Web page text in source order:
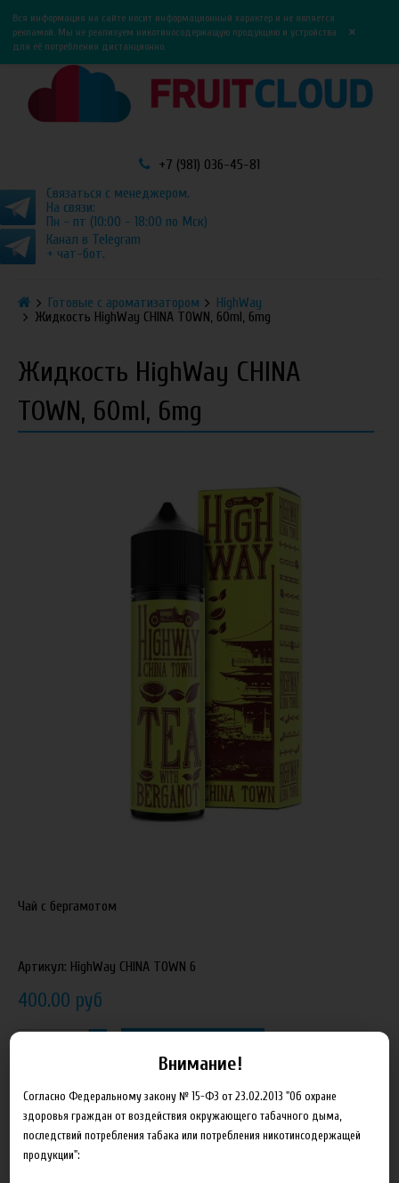
0
Вся информация на сайте носит информационный характер и не является
рекламой. Мы не реализуем никотиносодержащую продукцию и устройства
для её потребления дистанционно.
×
+7 (981) 036-45-81
Связаться с менеджером.
На связи:
Пн - пт (10:00 - 18:00 по Мск)
Канал в Telegram
+ чат-бот.
Готовые с ароматизатором
HighWay
Жидкость HighWay CHINA TOWN, 60ml, 6mg
Жидкость HighWay CHINA
TOWN, 60ml, 6mg
Чай с бергамотом
Артикул: HighWay CHINA TOWN 6
400.00 руб
Добавить в сравнение
Внимание!
Согласно Федеральному закону № 15-ФЗ от 23.02.2013 "Об охране
здоровья граждан от воздействия окружающего табачного дыма,
последствий потребления табака или потребления никотинсодержащей
продукции":